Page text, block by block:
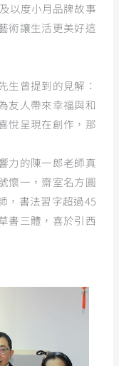
以度小月品牌故事
術讓生活更美好這
生曾提到的見解：
友人帶來幸福與和
悅呈現在創作，那
力的陳一郎老師真
懷一，齋室名方圓
，書法習字超過45
書三體，喜於引西